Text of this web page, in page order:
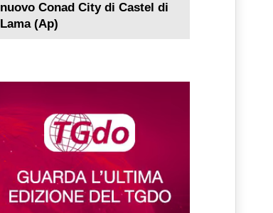
nuovo Conad City di Castel di
Lama (Ap)